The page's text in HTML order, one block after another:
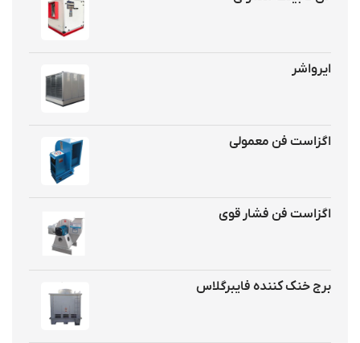
ایرواشر
اگزاست فن معمولی
اگزاست فن فشار قوی
برج خنک کننده فایبرگلاس